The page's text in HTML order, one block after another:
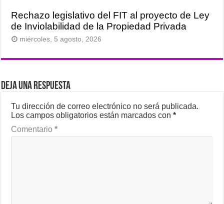
Rechazo legislativo del FIT al proyecto de Ley
de Inviolabilidad de la Propiedad Privada
miércoles, 5 agosto, 2026
Deja una respuesta
Tu dirección de correo electrónico no será publicada.
Los campos obligatorios están marcados con*
Comentario*